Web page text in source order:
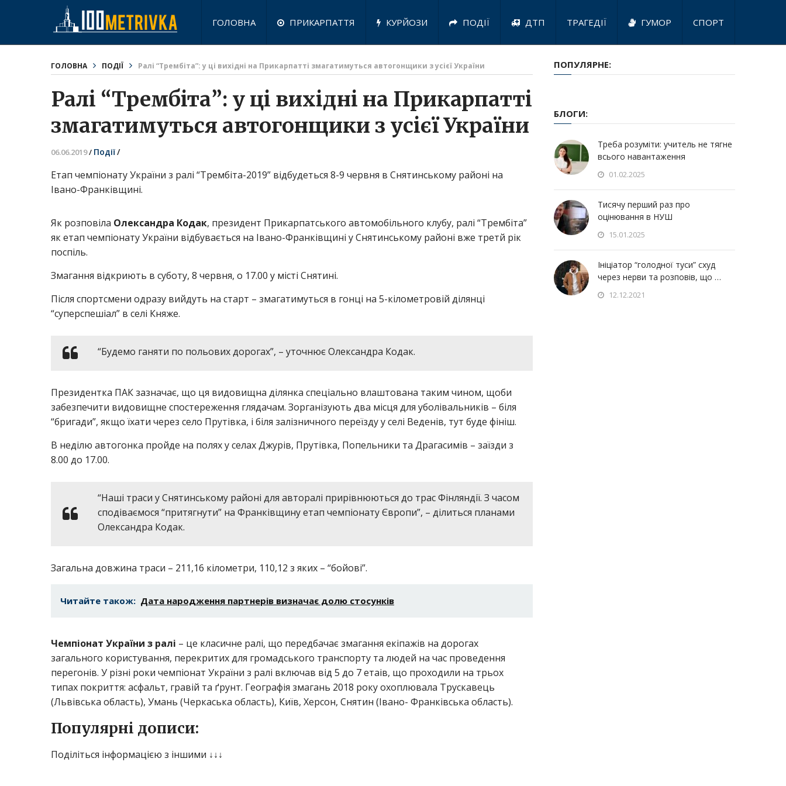
ГОЛОВНА ПРИКАРПАТТЯ КУРЙОЗИ ПОДІЇ ДТП ТРАГЕДІЇ ГУМОР СПОРТ
ГОЛОВНА ПОДІЇ Ралі “Трембіта”: у ці вихідні на Прикарпатті змагатимуться автогонщики з усієї України
Ралі “Трембіта”: у ці вихідні на Прикарпатті
змагатимуться автогонщики з усієї України
06.06.2019/ Події/
Етап чемпіонату України з ралі “Трембіта-2019” відбудеться 8-9 червня в Снятинському районі на
Івано-Франківщині.
Як розповіла Олександра Кодак, президент Прикарпатського автомобільного клубу, ралі “Трембіта”
як етап чемпіонату України відбувається на Івано-Франківщині у Снятинському районі вже третй рік
поспіль.
Змагання відкриють в суботу, 8 червня, о 17.00 у місті Снятині.
Після спортсмени одразу вийдуть на старт – змагатимуться в гонці на 5-кілометровій ділянці
“суперспешіал” в селі Княже.
“Будемо ганяти по польових дорогах”, – уточнює Олександра Кодак.
Президентка ПАК зазначає, що ця видовищна ділянка спеціально влаштована таким чином, щоби
забезпечити видовищне спостереження глядачам. Зорганізують два місця для уболівальників – біля
“бригади”, якщо їхати через село Прутівка, і біля залізничного переїзду у селі Веденів, тут буде фініш.
В неділю автогонка пройде на полях у селах Джурів, Прутівка, Попельники та Драгасимів – заїзди з
8.00 до 17.00.
“Наші траси у Снятинському районі для авторалі прирівнюються до трас Фінляндії. З часом
сподіваємося “притягнути” на Франківщину етап чемпіонату Європи”, – ділиться планами
Олександра Кодак.
Загальна довжина траси – 211,16 кілометри, 110,12 з яких – “бойові”.
Читайте також: Дата нарoдження партнерів визначає долю стосунків
Чемпіонат України з ралі – це класичне ралі, що передбачає змагання екіпажів на дорогах
загального користування, перекритих для громадського транспорту та людей на час проведення
перегонів. У різні роки чемпіонат України з ралі включав від 5 до 7 етаів, що проходили на трьох
типах покриття: асфальт, гравій та ґрунт. Географія змагань 2018 року охоплювала Трускавець
(Львівська область), Умань (Черкаська область), Київ, Херсон, Снятин (Івано- Франківська область).
Популярні дописи:
Поділіться інформацією з іншими ↓↓↓
ПОПУЛЯРНЕ:
БЛОГИ:
Треба розуміти: учитель не тягне
всього навантаження
01.02.2025
Тисячу перший раз про
оцінювання в НУШ
15.01.2025
Ініціатор “голодної туси” схуд
через нерви та розповів, що …
12.12.2021